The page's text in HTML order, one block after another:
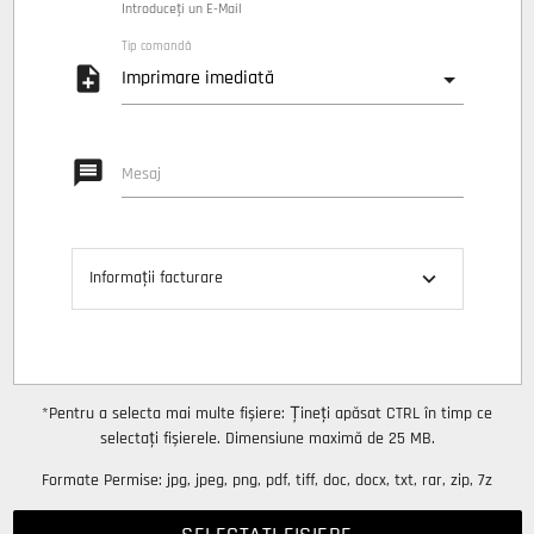
Introduceți un E-Mail
note_add
Tip comandă
message Mesaj
Informații facturare expand_more
*Pentru a selecta mai multe fișiere: Țineți apăsat CTRL în timp ce
selectați fișierele. Dimensiune maximă de 25 MB.
Formate Permise: jpg, jpeg, png, pdf, tiff, doc, docx, txt, rar, zip, 7z